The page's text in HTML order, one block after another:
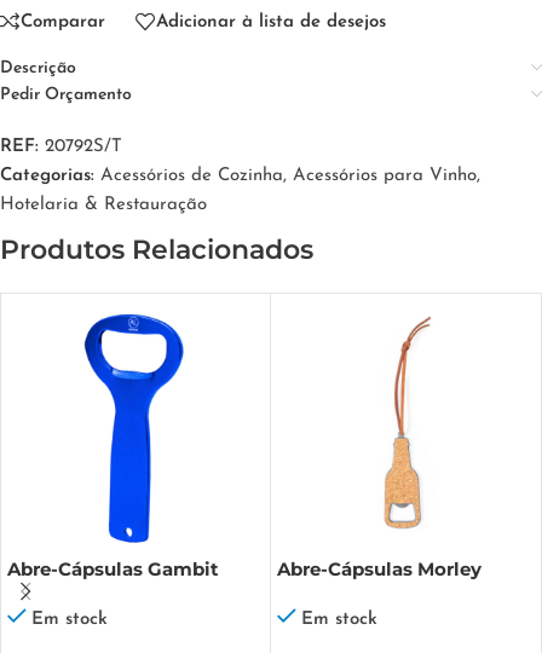
Comparar Adicionar à lista de desejos
Descrição
Pedir Orçamento
REF: 20792S/T
Categorias: Acessórios de Cozinha, Acessórios para Vinho,
Hotelaria & Restauração
Produtos Relacionados
Abre-Cápsulas Gambit
Em stock
Abre-Cápsulas Morley
Em stock